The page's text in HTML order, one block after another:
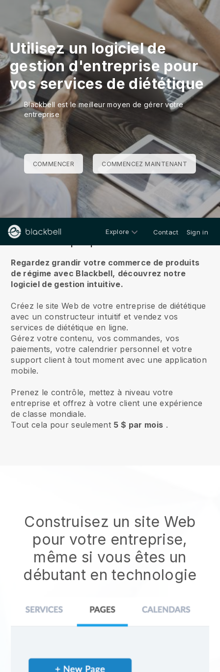
Utilisez un logiciel de
gestion d'entreprise pour
vos services de diététique
Blackbell est le meilleur moyen de gérer votre
entreprise
COMMENCER COMMENCEZ MAINTENANT
Explore Contact Sign in
Regardez grandir votre commerce de produits
de régime avec Blackbell, découvrez notre
logiciel de gestion intuitive.
Créez le site Web de votre entreprise de diététique
avec un constructeur intuitif et vendez vos
services de diététique en ligne.
Gérez votre contenu, vos commandes, vos
paiements, votre calendrier personnel et votre
support client à tout moment avec une application
mobile.
Prenez le contrôle, mettez à niveau votre
entreprise et offrez à votre client une expérience
de classe mondiale.
Tout cela pour seulement 5 $ par mois .
Construisez un site Web
pour votre entreprise,
même si vous êtes un
débutant en technologie